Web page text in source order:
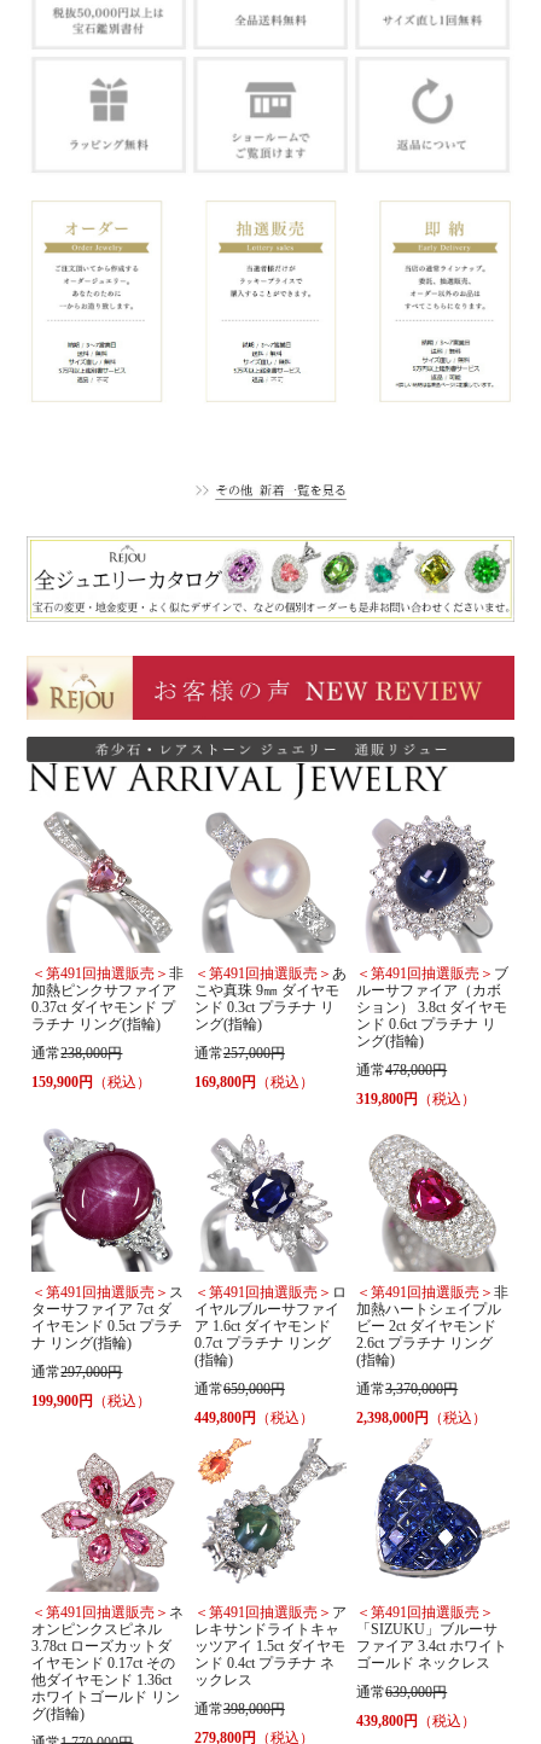
＜第491回抽選販売＞非
加熱ピンクサファイア
0.37ct ダイヤモンド プ
ラチナ リング(指輪)
通常238,000円
159,900円
（税込）
＜第491回抽選販売＞ あ
こや真珠 9㎜ ダイヤモ
ンド 0.3ct プラチナ リ
ング(指輪)
通常257,000円
169,800円
（税込）
＜第491回抽選販売＞ ブ
ルーサファイア（カボ
ション） 3.8ct ダイヤモ
ンド 0.6ct プラチナ リ
ング(指輪)
通常478,000円
319,800円
（税込）
＜第491回抽選販売＞ ス
ターサファイア 7ct ダ
イヤモンド 0.5ct プラチ
ナ リング(指輪)
通常297,000円
199,900円
（税込）
＜第491回抽選販売＞ ロ
イヤルブルーサファイ
ア 1.6ct ダイヤモンド
0.7ct プラチナ リング
(指輪)
通常659,000円
449,800円
（税込）
＜第491回抽選販売＞非
加熱ハートシェイプル
ビー 2ct ダイヤモンド
2.6ct プラチナ リング
(指輪)
通常3,370,000円
2,398,000円
（税込）
＜第491回抽選販売＞ ネ
オンピンクスピネル
3.78ct ローズカットダ
イヤモンド 0.17ct その
他ダイヤモンド 1.36ct
ホワイトゴールド リン
グ(指輪)
＜第491回抽選販売＞ ア
レキサンドライトキャ
ッツアイ 1.5ct ダイヤモ
ンド 0.4ct プラチナ ネ
ックレス
通常398,000円
279,800円 （税込）
＜第491回抽選販売＞
「SIZUKU」ブルーサ
ファイア 3.4ct ホワイト
ゴールド ネックレス
通常639,000円
439,800円 （税込）